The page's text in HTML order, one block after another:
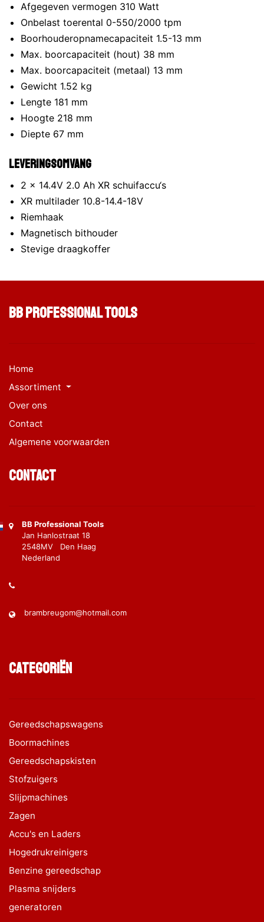
Afgegeven vermogen 310 Watt
Onbelast toerental 0-550/2000 tpm
Boorhouderopnamecapaciteit 1.5-13 mm
Max. boorcapaciteit (hout) 38 mm
Max. boorcapaciteit (metaal) 13 mm
Gewicht 1.52 kg
Lengte 181 mm
Hoogte 218 mm
Diepte 67 mm
Leveringsomvang
2 x 14.4V 2.0 Ah XR schuifaccu‘s
XR multilader 10.8-14.4-18V
Riemhaak
Magnetisch bithouder
Stevige draagkoffer
BB Professional Tools
Home
Assortiment
Over ons
Contact
Algemene voorwaarden
Contact
BB Professional Tools
Jan Hanlostraat 18
2548MV Den Haag
Nederland
brambreugom@hotmail.com
Categoriën
Gereedschapswagens
Boormachines
Gereedschapskisten
Stofzuigers
Slijpmachines
Zagen
Accu's en Laders
Hogedrukreinigers
Benzine gereedschap
Plasma snijders
generatoren